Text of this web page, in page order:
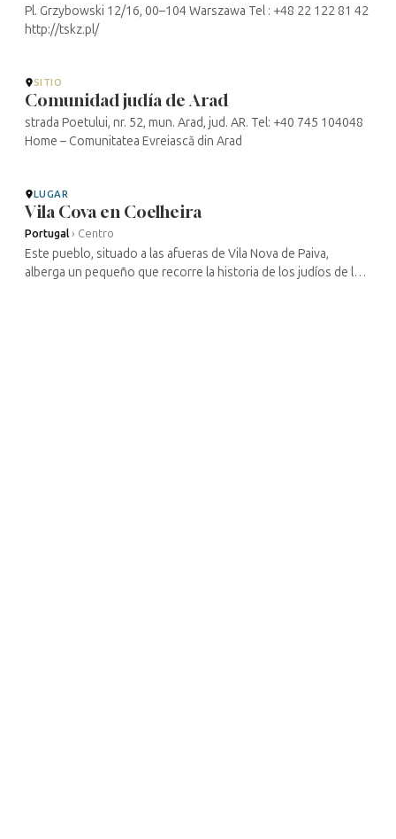
Pl. Grzybowski 12/16, 00–104 Warszawa Tel : +48 22 122 81 42
http://tskz.pl/
SITIO
Comunidad judía de Arad
strada Poetului, nr. 52, mun. Arad, jud. AR. Tel: +40 745 104048
Home – Comunitatea Evreiască din Arad
LUGAR
Vila Cova en Coelheira
Portugal › Centro
Este pueblo, situado a las afueras de Vila Nova de Paiva,
alberga un pequeño que recorre la historia de los judíos de la